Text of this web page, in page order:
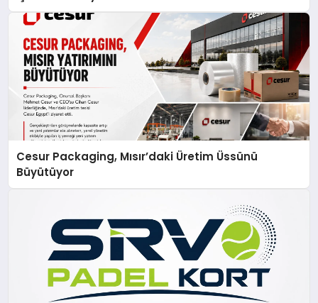
Cesur Packaging, Mısır’daki Üretim Üssünü
Büyütüyor